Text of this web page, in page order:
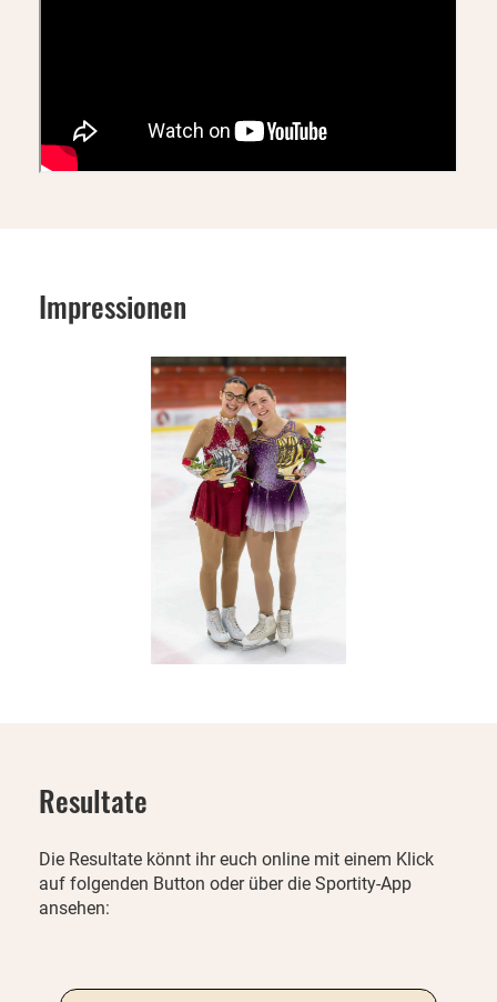
Impressionen
Resultate
Die Resultate könnt ihr euch online mit einem Klick
auf folgenden Button oder über die Sportity-App
ansehen: